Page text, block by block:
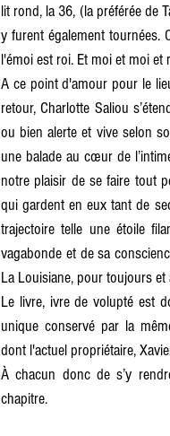
lit rond, la 36, (la préférée de
y furent également tournées.
l'émoi est roi. Et moi et moi et
A ce point d'amour pour le
retour, Charlotte Saliou
ou bien alerte et vive selon
une balade au cœur de
notre plaisir de se faire tout
qui gardent en eux tant de
trajectoire telle une étoile
vagabonde et de sa
La Louisiane, pour toujours et
Le livre, ivre de volupté est
unique conservé par la
dont l'actuel propriétaire,
À chacun donc de s’y
chapitre.